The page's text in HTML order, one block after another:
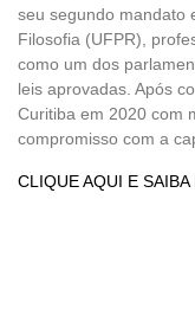
seu segundo mandato
Filosofia (UFPR),
como um dos
leis aprovadas. Após
Curitiba em 2020 com
compromisso com a
CLIQUE AQUI E SAIBA